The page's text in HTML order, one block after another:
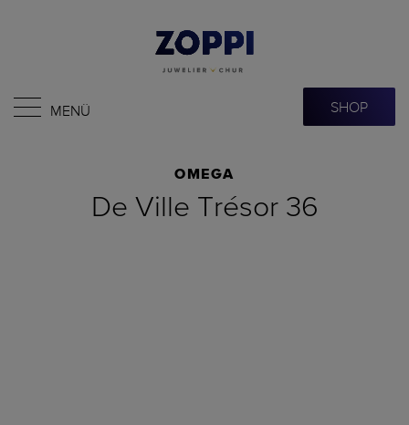
MENÜ SHOP
OMEGA
De Ville Trésor 36